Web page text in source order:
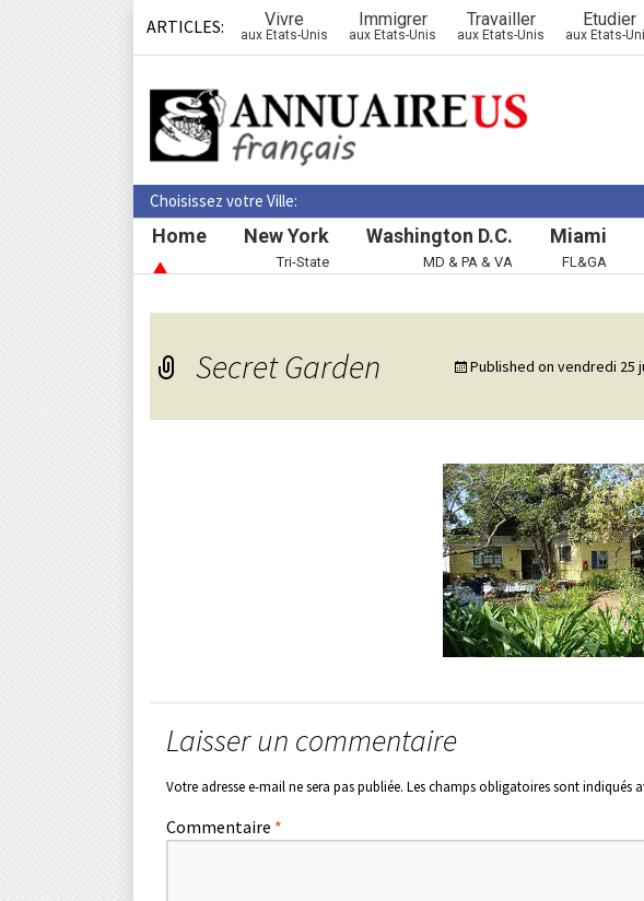
ARTICLES: Vivre
aux Etats-Unis
Immigrer
aux Etats-Unis
Travailler
aux Etats-Unis
Etudier
aux Etats-
Choisissez votre Ville:
Home New York
Tri-State
Washington D.C.
MD & PA & VA
Miami
FL&GA
Secret Garden Published on vendredi 25
Laisser un commentaire
Votre adresse e-mail ne sera pas publiée. Les champs obligatoires sont indiqués
Commentaire *